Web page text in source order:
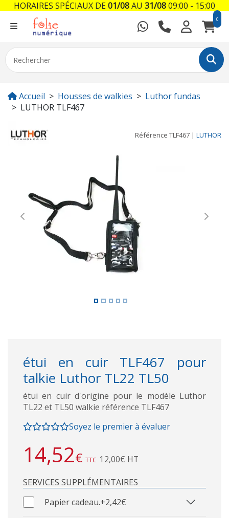
0
Accueil Housses de walkies
Luthor fundas
LUTHOR TLF467
Référence TLF467 | LUTHOR
Previous Next
étui en cuir TLF467 pour
talkie Luthor TL22 TL50
étui en cuir d'origine pour le modèle Luthor
TL22 et TL50 walkie référence TLF467
Soyez le premier à évaluer
14,52€ TTC 12,00€ HT
SERVICES SUPPLÉMENTAIRES
Papier cadeau.+2,42€
HORAIRES SPÉCIAUX DE01/08AU 31/0809:00 - 15:00